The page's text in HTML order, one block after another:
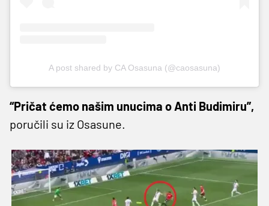
A post shared by CA Osasuna (@caosasuna)
“Pričat ćemo našim unucima o Anti Budimiru”,
poručili su iz Osasune.